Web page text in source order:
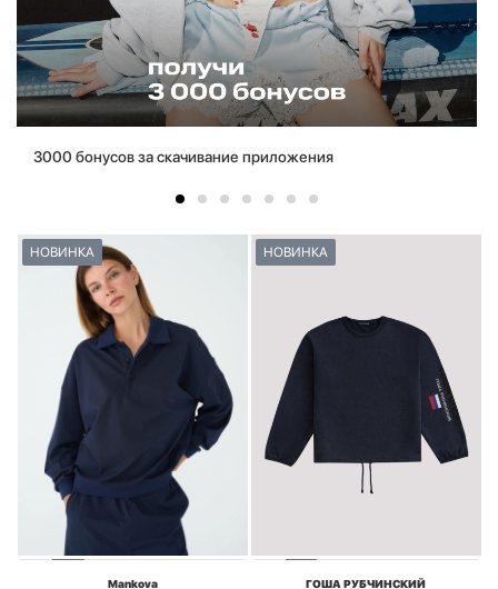
3000 бонусов за скачивание приложения
НОВИНКА
Mankova
НОВИНКА
ГОША РУБЧИНСКИЙ